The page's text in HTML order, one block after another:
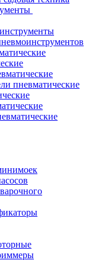
пневматические